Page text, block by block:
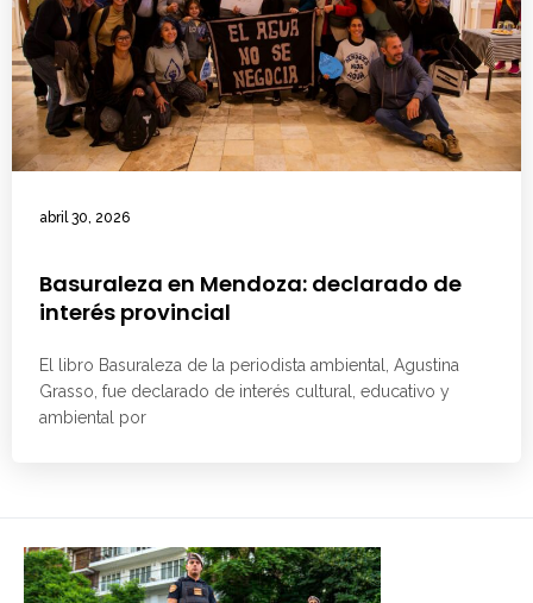
abril 30, 2026
Basuraleza en Mendoza: declarado de
interés provincial
El libro Basuraleza de la periodista ambiental, Agustina
Grasso, fue declarado de interés cultural, educativo y
ambiental por